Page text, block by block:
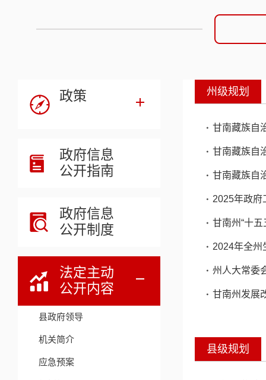
政策
政府信息
公开指南
政府信息
公开制度
法定主动
公开内容
县政府领导
机关简介
应急预案
州级规划
甘南藏族自
甘南藏族自
甘南藏族自
2025年政府
甘南州“十
2024年全州
州人大常委
甘南州发展
县级规划